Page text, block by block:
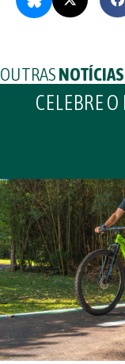
OUTRASNOTÍCIAS
CELEBRE